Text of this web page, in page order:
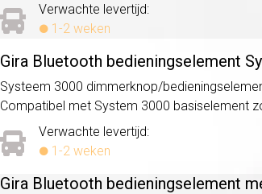
Verwachte levertijd:
1-2 weken
Gira Bluetooth bedieningselement
Systeem 3000 dimmerknop/
Compatibel met System 3000 basiselement
Verwachte levertijd:
1-2 weken
Gira Bluetooth bedieningselement